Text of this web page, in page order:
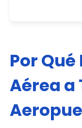
Por
Aérea a